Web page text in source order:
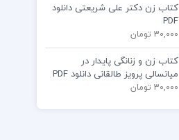
کتاب زن دکتر علی شریعتی دانلود
PDF
30,000 تومان
کتاب زن و زنانگی پایدار در
میانسالی پرویز طالقانی دانلود PDF
30,000 تومان